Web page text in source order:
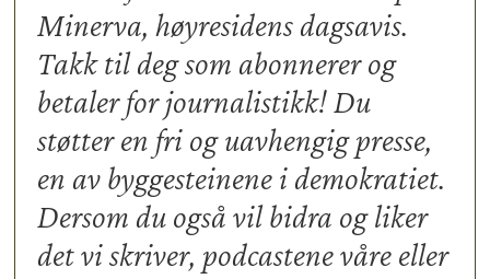
Minerva, høyresidens dagsavis.
Takk til deg som abonnerer og
betaler for journalistikk! Du
støtter en fri og uavhengig presse,
en av byggesteinene i demokratiet.
Dersom du også vil bidra og liker
det vi skriver, podcastene våre eller